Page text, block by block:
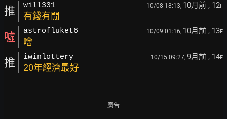
推 will331 10/08 18:13, 10月前 , 12F
有錢有閒
噓 astrofluket6 10/09 01:16, 10月前 , 13F
啥
推 iwinlottery 10/15 09:27, 9月前 , 14F
20年經濟最好
廣告